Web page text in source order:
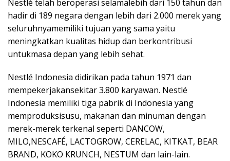
Nestlé telah beroperasi selamalebih dari 150 tahun dan
hadir di 189 negara dengan lebih dari 2.000 merek yang
seluruhnyamemiliki tujuan yang sama yaitu
meningkatkan kualitas hidup dan berkontribusi
untukmasa depan yang lebih sehat.
Nestlé Indonesia didirikan pada tahun 1971 dan
mempekerjakansekitar 3.800 karyawan. Nestlé
Indonesia memiliki tiga pabrik di Indonesia yang
memproduksisusu, makanan dan minuman dengan
merek-merek terkenal seperti DANCOW,
MILO,NESCAFÉ, LACTOGROW, CERELAC, KITKAT, BEAR
BRAND, KOKO KRUNCH, NESTUM dan lain-lain.